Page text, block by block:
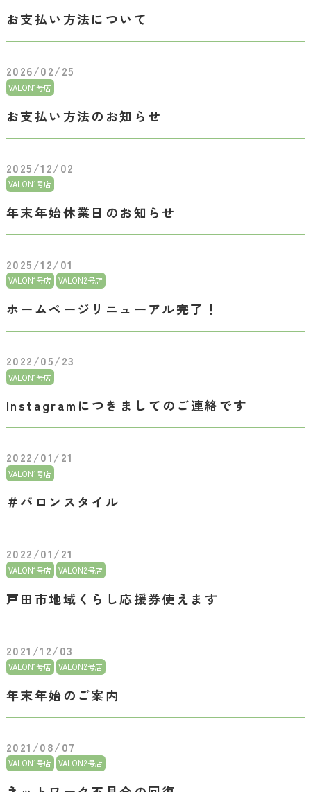
お支払い方法について
2026/02/25
VALON1号店
お支払い方法のお知らせ
2025/12/02
VALON1号店
年末年始休業日のお知らせ
2025/12/01
VALON1号店 VALON2号店
ホームページリニューアル完了！
2022/05/23
VALON1号店
Instagramにつきましてのご連絡です
2022/01/21
VALON1号店
＃バロンスタイル
2022/01/21
VALON1号店 VALON2号店
戸田市地域くらし応援券使えます
2021/12/03
VALON1号店 VALON2号店
年末年始のご案内
2021/08/07
VALON1号店 VALON2号店